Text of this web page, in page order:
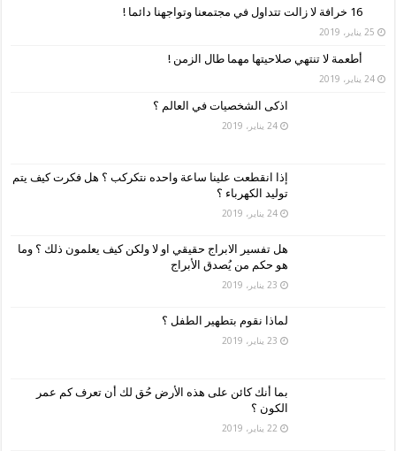
16 خرافة لا زالت تتداول في مجتمعنا وتواجهنا دائما !
25 يناير، 2019
أطعمة لا تنتهي صلاحيتها مهما طال الزمن !
24 يناير، 2019
اذكى الشخصيات في العالم ؟
24 يناير، 2019
إذا انقطعت علينا ساعة واحده نتكركب ؟ هل فكرت كيف يتم
توليد الكهرباء ؟
24 يناير، 2019
هل تفسير الابراج حقيقي او لا ولكن كيف يعلمون ذلك ؟ وما
هو حكم من يُصدق الأبراج
23 يناير، 2019
لماذا نقوم بتطهير الطفل ؟
23 يناير، 2019
بما أنك كائن على هذه الأرض حُق لك أن تعرف كم عمر
الكون ؟
22 يناير، 2019